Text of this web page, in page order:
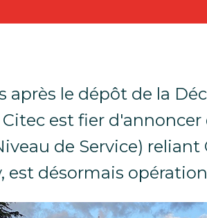
après le dépôt de la
est fier d'annoncer
de Service) reliant
est désormais